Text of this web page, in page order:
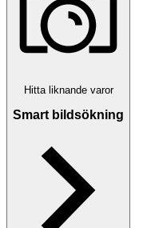
Hitta liknande varor
Smart bildsökning